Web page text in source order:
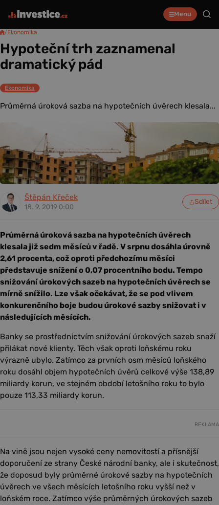
Menu
/Ekonomika
Hypoteční trh zaznamenal
dramatický pád
Ekonomika
Průměrná úroková sazba na hypotečních úvěrech klesala...
Štěpán Křeček
18. 9. 2019 0:00
Sdílet
Průměrná úroková sazba na hypotečních úvěrech
klesala již sedm měsíců v řadě. V srpnu dosáhla úrovně
2,61 procenta, což oproti předchozímu měsíci
představuje snížení o 0,07 procentního bodu. Tempo
snižování úrokových sazeb na hypotečních úvěrech se
mírně snížilo. Lze však očekávat, že se pod vlivem
konkurenčního boje budou úrokové sazby snižovat i v
následujících měsících.
Banky se prostřednictvím snižování úrokových sazeb snaží
přilákat nové klienty. Těch však oproti loňskému roku
výrazně ubylo. Zatímco za prvních osm měsíců loňského
roku dosáhl objem hypotečních úvěrů celkové výše 138,89
miliardy korun, ve stejném období letošního roku to bylo
pouze 113,33 miliardy korun.
REKLAMA
Na vině jsou nejen vysoké ceny nemovitostí a přísnější
doporučení ze strany České národní banky, ale i skutečnost,
že doposud byly průměrné úrokové sazby na hypotečních
úvěrech ve všech měsících letošního roku vyšší než v
loňském roce. Zatímco výše průměrných úrokových sazeb